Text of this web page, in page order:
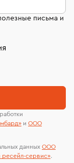
письма и
и ООО
данных ООО
сервиc».